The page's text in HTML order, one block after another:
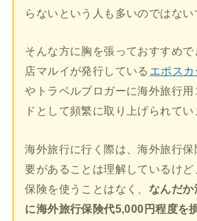
らないという人も多いのではない
そんな方に胸を張っておすすめ
店マルイが発行している エポスカ
やトラベルブロガーに海外旅行
ドとして頻繁に取り上げられてい
海外旅行に行く際は、海外旅行
要があることは理解しているけ
保険を使うことはなく、 なんだか
に海外旅行保険代5,000円程度を